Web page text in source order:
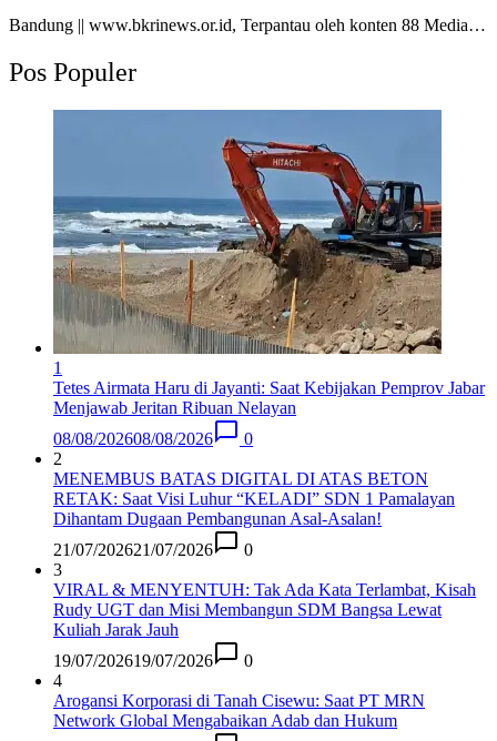
Bandung || www.bkrinews.or.id, Terpantau oleh konten 88 Media…
Pos Populer
1
Tetes Airmata Haru di Jayanti: Saat Kebijakan Pemprov Jabar
Menjawab Jeritan Ribuan Nelayan
08/08/202608/08/2026
0
2
MENEMBUS BATAS DIGITAL DI ATAS BETON
RETAK: Saat Visi Luhur “KELADI” SDN 1 Pamalayan
Dihantam Dugaan Pembangunan Asal-Asalan​!
21/07/202621/07/2026
0
3
VIRAL & MENYENTUH: Tak Ada Kata Terlambat, Kisah
Rudy UGT dan Misi Membangun SDM Bangsa Lewat
Kuliah Jarak Jauh
19/07/202619/07/2026
0
4
Arogansi Korporasi di Tanah Cisewu: Saat PT MRN
Network Global Mengabaikan Adab dan Hukum